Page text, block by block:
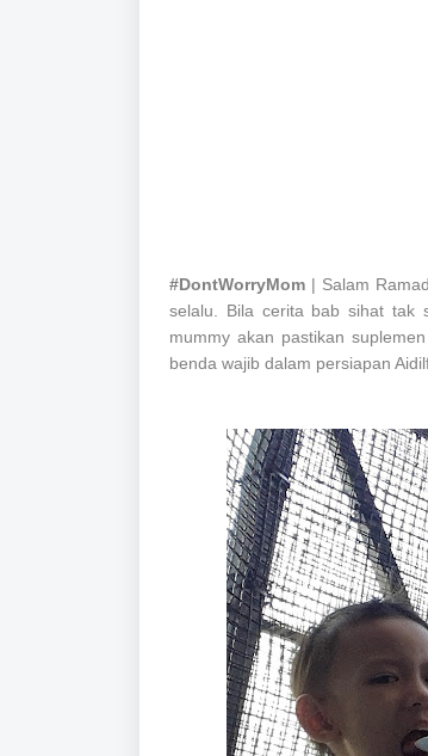
#DontWorryMom | Salam
selalu. Bila cerita bab sihat tak
mummy akan pastikan
benda wajib dalam persiapan